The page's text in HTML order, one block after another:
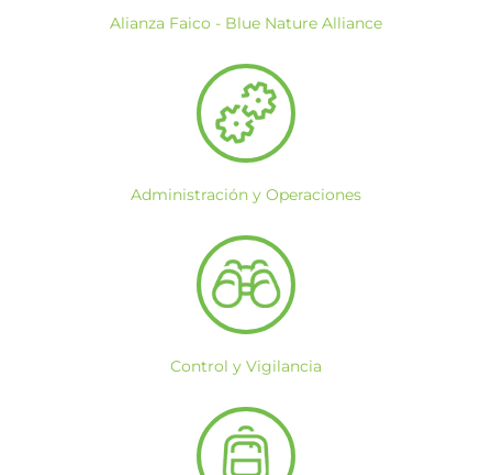
Alianza Faico - Blue Nature Alliance
Administración y Operaciones
Control y Vigilancia